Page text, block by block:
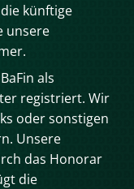
künftige
unsere
als
registriert. Wir
oder sonstigen
Unsere
das Honorar
die